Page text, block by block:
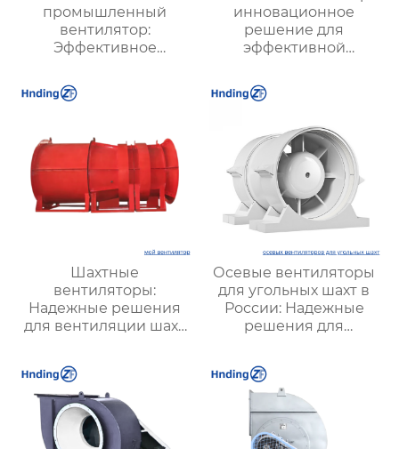
промышленный
вентилятор:
Эффективное
надежной вентиляции
инновационное
решение для
эффективной
оптимизации работы
Шахтные
вентиляторы:
Надежные решения
для вентиляции шахт
| Купить с доставкой
Осевые вентиляторы
для угольных шахт в
России: Надежные
решения для
вентиляции и
безопасности